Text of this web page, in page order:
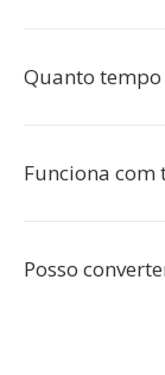
Quanto tempo
Funciona com
Posso